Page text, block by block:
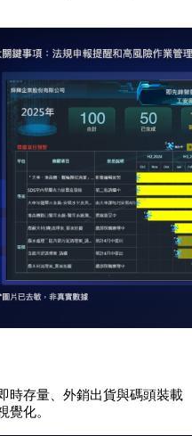
時存量、外銷出貨與碼頭裝載
覺化。